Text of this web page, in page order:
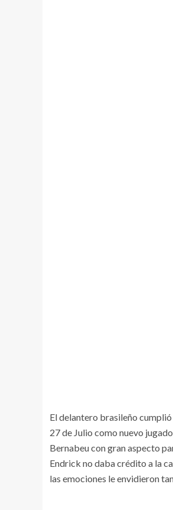
El delantero brasileño cumplió
27 de Julio como nuevo
Bernabeu con gran aspecto
Endrick no daba crédito a la
las emociones le envidieron